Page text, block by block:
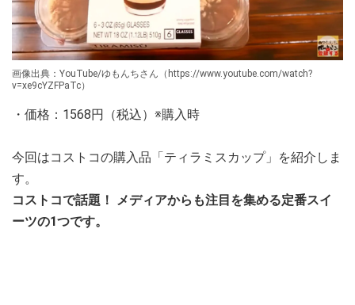
画像出典：YouTube/ゆもんちさん（https://www.youtube.com/watch?
v=xe9cYZFPaTc）
・価格：1568円（税込）※購入時
今回はコストコの購入品「ティラミスカップ」を紹介しま
す。
コストコで話題！ メディアからも注目を集める定番スイ
ーツの1つです。